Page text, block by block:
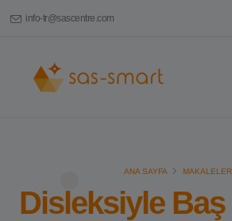
info-tr@sascentre.com
ANA SAYFA MAKALELER
Disleksiyle